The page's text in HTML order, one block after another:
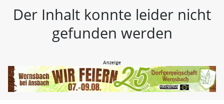
Der Inhalt konnte leider nicht
gefunden werden